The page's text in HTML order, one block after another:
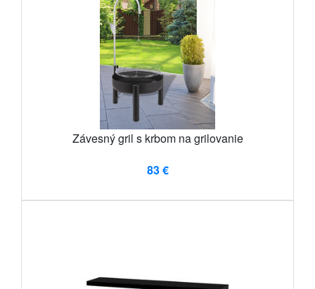
Závesný gril s krbom na grilovanie
83 €